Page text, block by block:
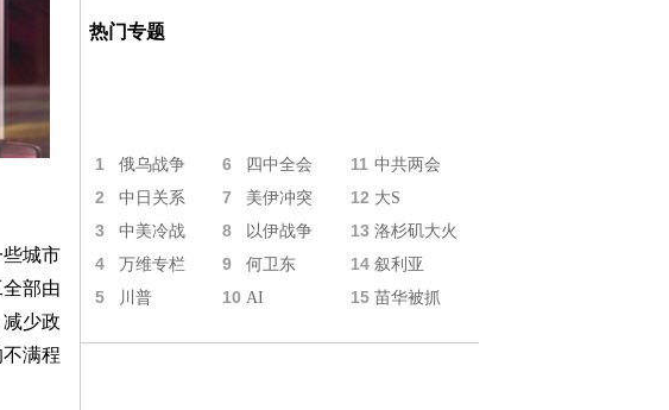
城市
部由
少政
满程
热门专题
1 俄乌战争 6 四中全会 11 中共两会
2 中日关系 7 美伊冲突 12 大S
3 中美冷战 8 以伊战争 13 洛杉矶大火
4 万维专栏 9 何卫东 14 叙利亚
5 川普 10 AI 15 苗华被抓